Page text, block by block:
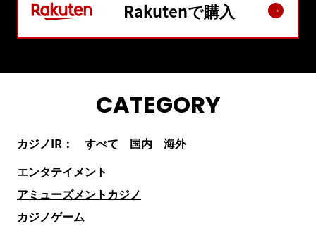
Rakutenで購入
CATEGORY
カジノIR： すべて 国内
海外
エンタテイメント
アミューズメントカジノ
カジノゲーム